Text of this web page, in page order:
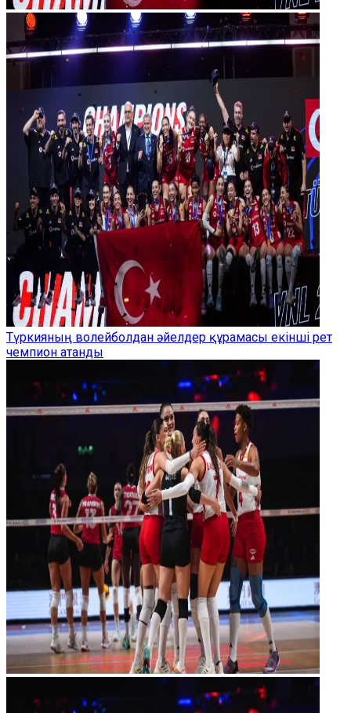
Түркияның волейболдан әйелдер құрамасы екінші рет
чемпион атанды